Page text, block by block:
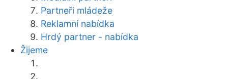
Partneři mládeže
Reklamní nabídka
Hrdý partner - nabídka
Žijeme